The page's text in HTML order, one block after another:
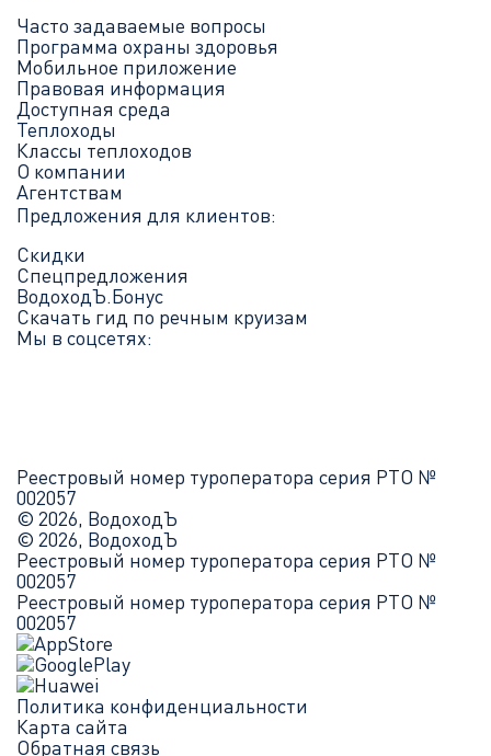
Часто задаваемые вопросы
Программа охраны здоровья
Мобильное приложение
Правовая информация
Доступная среда
Теплоходы
Классы теплоходов
О компании
Агентствам
Предложения для клиентов:
Скидки
Спецпредложения
ВодоходЪ.Бонус
Скачать гид по речным круизам
Мы в соцсетях:
Реестровый номер туроператора серия РТО №
002057
© 2026, ВодоходЪ
© 2026, ВодоходЪ
Реестровый номер туроператора серия РТО №
002057
Реестровый номер туроператора серия РТО №
002057
Политика конфиденциальности
Карта сайта
Обратная связь